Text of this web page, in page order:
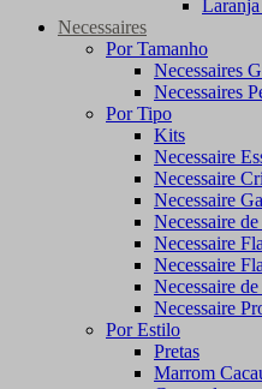
Necessaires
Por Tamanho
Necessaires
Necessaires
Por Tipo
Kits
Necessaire
Necessaire
Necessaire
Necessaire
Necessaire
Necessaire
Necessaire
Necessaire
Por Estilo
Pretas
Marrom